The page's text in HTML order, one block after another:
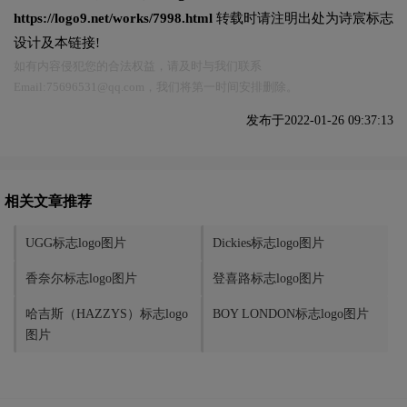
https://logo9.net/works/7998.html 转载时请注明出处为诗宸标志
设计及本链接!
发布于2022-01-26 09:37:13
相关文章推荐
UGG标志logo图片 Dickies标志logo图片
香奈尔标志logo图片 登喜路标志logo图片
哈吉斯（HAZZYS）标志logo
图片
BOY LONDON标志logo图片